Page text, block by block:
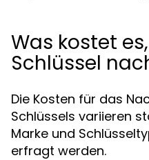
Was kostet
Schlüssel
Die Kosten für das
Schlüssels variieren
Marke und
erfragt werden.